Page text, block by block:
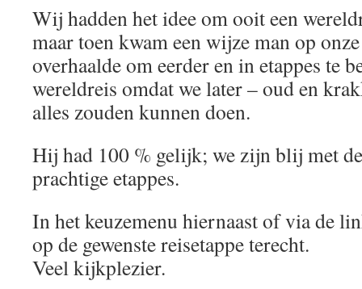
Wij hadden het idee om ooit een
maar toen kwam een wijze man op
overhaalde om eerder en in etappes te
wereldreis omdat we later – oud en
alles zouden kunnen doen.
Hij had 100 % gelijk; we zijn blij met
prachtige etappes.
In het keuzemenu hiernaast of via de
op de gewenste reisetappe terecht.
Veel kijkplezier.